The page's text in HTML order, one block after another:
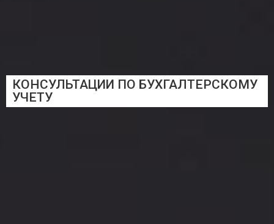
КОНСУЛЬТАЦИИ ПО БУХГАЛТЕРСКОМУ
УЧЕТУ